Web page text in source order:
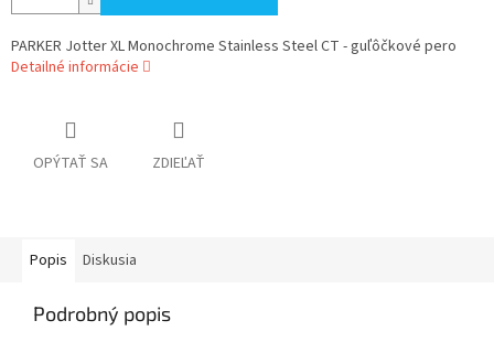
PARKER Jotter XL Monochrome Stainless Steel CT - guľôčkové pero
Detailné informácie
OPÝTAŤ SA ZDIEĽAŤ
Popis Diskusia
Podrobný popis